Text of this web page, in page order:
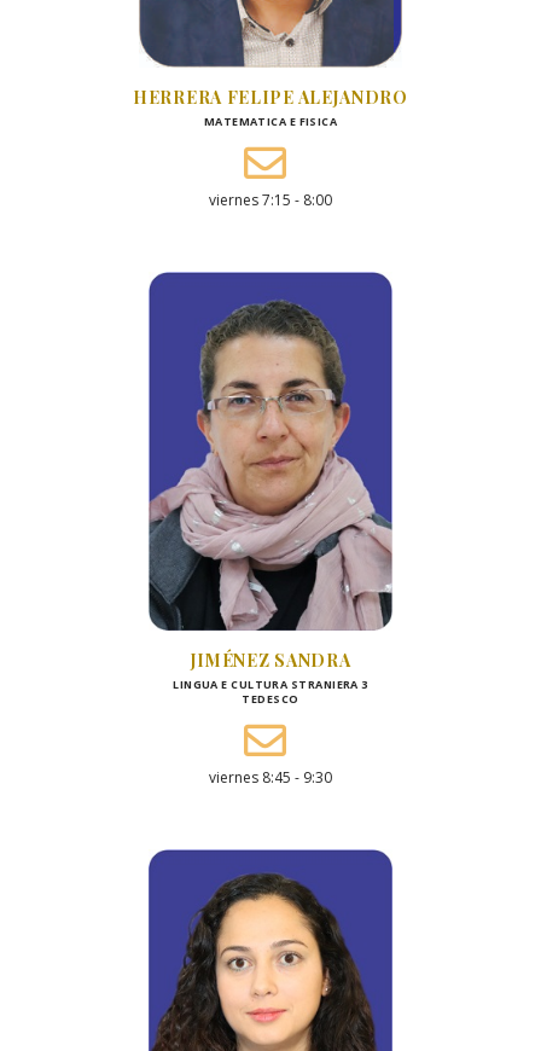
HERRERA FELIPE ALEJANDRO
MATEMATICA E FISICA
viernes 7:15 - 8:00
JIMÉNEZ SANDRA
LINGUA E CULTURA STRANIERA 3
TEDESCO
viernes 8:45 - 9:30